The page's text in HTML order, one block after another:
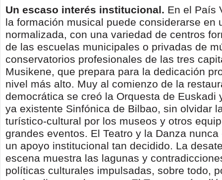
Un escaso interés institucional. En el País
la formación musical puede considerarse en
normalizada, con una variedad de centros
de las escuelas municipales o privadas de
conservatorios profesionales de las tres
Musikene, que prepara para la dedicación
nivel más alto. Muy al comienzo de la
democrática se creó la Orquesta de Euskadi
ya existente Sinfónica de Bilbao, sin olvidar
turístico-cultural por los museos y otros
grandes eventos. El Teatro y la Danza
un apoyo institucional tan decidido. La
escena muestra las lagunas y
políticas culturales impulsadas, sobre todo,